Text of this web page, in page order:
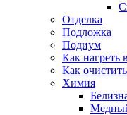
Отделка
Подложка
Подиум
Как нагреть
Как
Химия